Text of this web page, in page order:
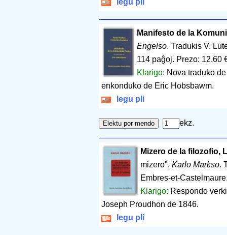
legu pli
Manifesto de la
Engelso. Tradukis V.
114 paĝoj. Prezo: 12.60
Klarigo: Nova traduko
enkonduko de Eric Hobsbawm.
legu pli
ekz.
Mizero de la filozofio,
mizero". Karlo Markso.
Embres-et-
Klarigo: Respondo
Joseph Proudhon de 1846.
legu pli